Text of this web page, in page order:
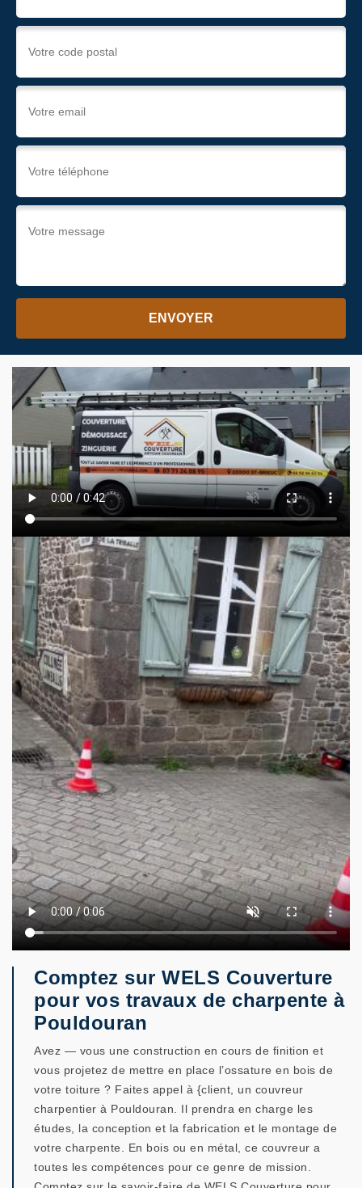
Comptez sur WELS Couverture
pour vos travaux de charpente à
Pouldouran
Avez — vous une construction en cours de finition et
vous projetez de mettre en place l’ossature en bois de
votre toiture ? Faites appel à {client, un couvreur
charpentier à Pouldouran. Il prendra en charge les
études, la conception et la fabrication et le montage de
votre charpente. En bois ou en métal, ce couvreur a
toutes les compétences pour ce genre de mission.